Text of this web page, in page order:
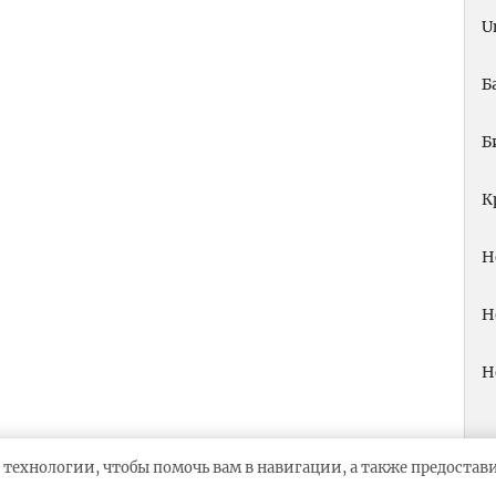
чтобы помочь вам в навигации, а также